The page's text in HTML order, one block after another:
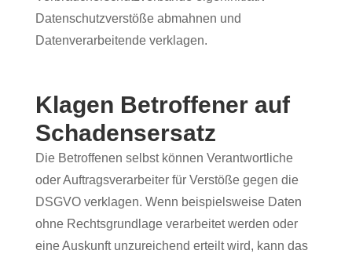
Datenschutzverstöße abmahnen und
Datenverarbeitende verklagen.
Klagen Betroffener auf
Schadensersatz
Die Betroffenen selbst können Verantwortliche
oder Auftragsverarbeiter für Verstöße gegen die
DSGVO verklagen. Wenn beispielsweise Daten
ohne Rechtsgrundlage verarbeitet werden oder
eine Auskunft unzureichend erteilt wird, kann das